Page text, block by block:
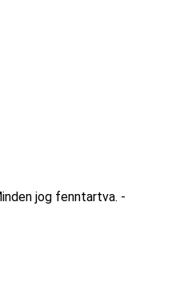
jog fenntartva. -